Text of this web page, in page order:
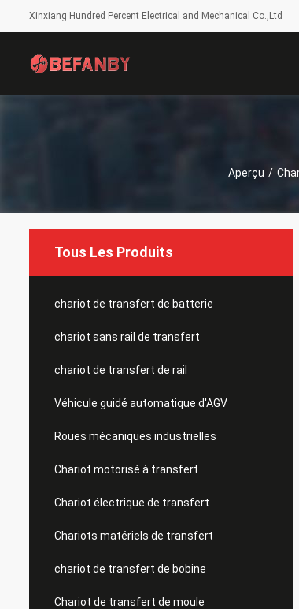
Xinxiang Hundred Percent Electrical and Mechanical Co.,Ltd
Aperçu /
Tous Les Produits
chariot de transfert de batterie
chariot sans rail de transfert
chariot de transfert de rail
Véhicule guidé automatique d'AGV
Roues mécaniques industrielles
Chariot motorisé à transfert
Chariot électrique de transfert
Chariots matériels de transfert
chariot de transfert de bobine
Chariot de transfert de moule